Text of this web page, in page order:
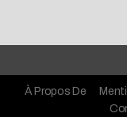
À Propos De